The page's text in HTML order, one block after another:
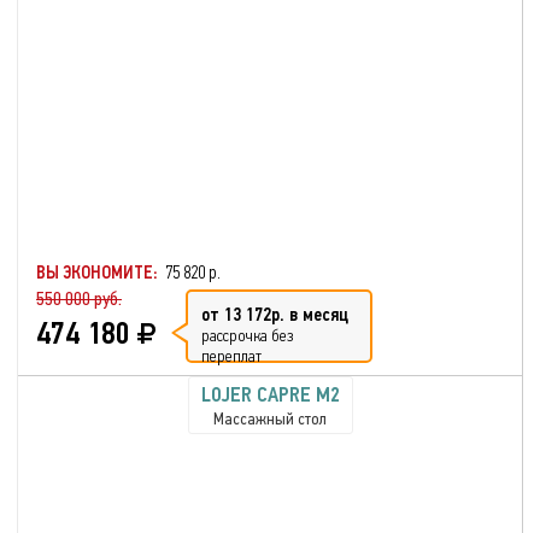
ВЫ ЭКОНОМИТЕ: 75 820 р.
550 000 руб.
474 180 от 13 172р. в месяц
рассрочка без
переплат
LOJER CAPRE M2
Массажный стол